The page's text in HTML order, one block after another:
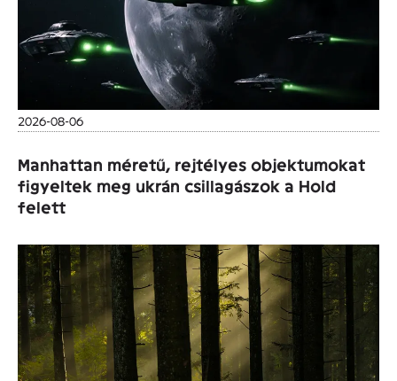
2026-08-06
Manhattan méretű, rejtélyes objektumokat
figyeltek meg ukrán csillagászok a Hold
felett